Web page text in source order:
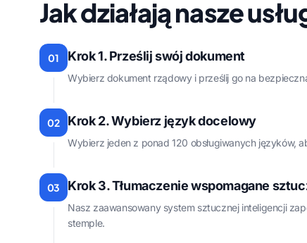
Jak działają nasze
01 Krok 1. Prześlij swój dokument
Wybierz dokument rządowy i prześlij go na
02 Krok 2. Wybierz język docelowy
Wybierz jeden z ponad 120 obsługiwanych języków,
03 Krok 3. Tłumaczenie wspomagane
Nasz zaawansowany system sztucznej inteligencji
stemple.